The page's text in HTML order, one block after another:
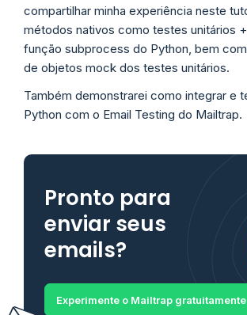
compartilhar minha experiência neste
métodos nativos como testes unitários
função subprocess do Python, bem
de objetos mock dos testes unitários.
Também demonstrarei como integrar e
Python com o Email Testing do Mailtrap.
Pronto para
enviar seus
emails?
Experimente o Mailtrap gratuitamente